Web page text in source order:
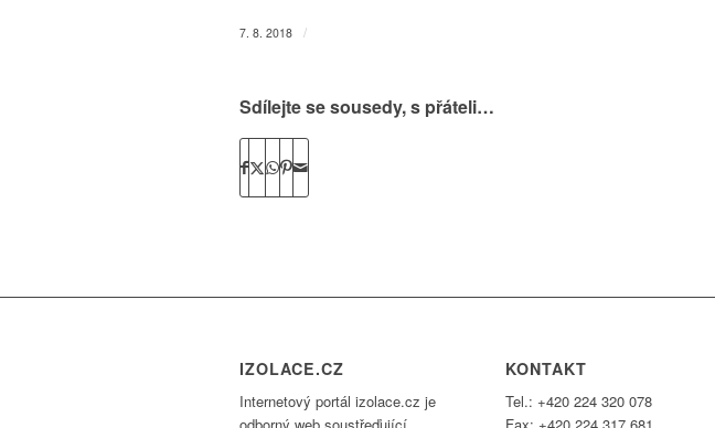
7. 8. 2018 /
Sdílejte se sousedy, s přáteli…
IZOLACE.CZ
Internetový portál izolace.cz je
KONTAKT
Tel.: +420 224 320 078